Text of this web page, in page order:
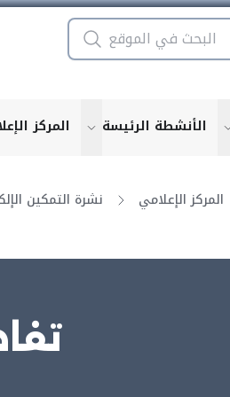
show submenu for "More"
الأنشطة الرئيسة for "More"
المركز
المركز الإعلامي